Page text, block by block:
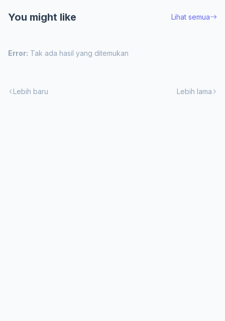
You might like Lihat semua
Error: Tak ada hasil yang ditemukan
Lebih baru Lebih lama